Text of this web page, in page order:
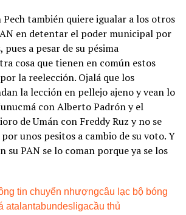
también quiere igualar a los otros
en detentar el poder municipal por
pues a pesar de su pésima
cosa que tienen en común estos
la reelección. Ojalá que los
la lección en pellejo ajeno y vean lo
con Alberto Padrón y el
de Umán con Freddy Ruz y no se
unos pesitos a cambio de su voto. Y
su PAN se lo coman porque ya se los
tin chuyển nhượngcâu lạc bộ bóng
atalantabundesligacầu thủ